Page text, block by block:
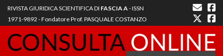
RIVISTA GIURIDICA SCIENTIFICA DI FASCIA A- ISSN
1971-9892 - Fondatore Prof. PASQUALE COSTANZO